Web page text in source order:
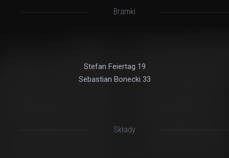
Bramki
Stefan Feiertag 19
Sebastian Bonecki 33
Składy